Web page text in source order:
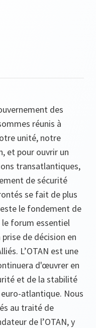
des
réunis à
unité, notre
et pour ouvrir un
transatlantiques,
de sécurité
se fait de plus
le fondement de
forum essentiel
de décision en
L’OTAN est une
d'œuvrer en
et de la stabilité
atlantique. Nous
au traité de
de l’OTAN, y